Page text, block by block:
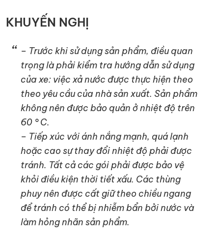
KHUYẾN NGHỊ
– Trước khi sử dụng sản phẩm, điều quan
trọng là phải kiểm tra hướng dẫn sử dụng
của xe: việc xả nước được thực hiện theo
theo yêu cầu của nhà sản xuất. Sản phẩm
không nên được bảo quản ở nhiệt độ trên
60 ° C.
– Tiếp xúc với ánh nắng mạnh, quá lạnh
hoặc cao sự thay đổi nhiệt độ phải được
tránh. Tất cả các gói phải được bảo vệ
khỏi điều kiện thời tiết xấu. Các thùng
phuy nên được cất giữ theo chiều ngang
để tránh có thể bị nhiễm bẩn bởi nước và
làm hỏng nhãn sản phẩm.